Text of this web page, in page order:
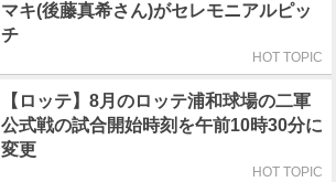
マキ(後藤真希さん)がセレモニアルピッ
チ
HOT TOPIC
【ロッテ】8月のロッテ浦和球場の二軍
公式戦の試合開始時刻を午前10時30分に
変更
HOT TOPIC